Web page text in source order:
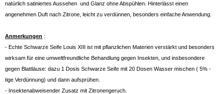
natürlich satiniertes Aussehen und Glanz ohne Abspühlen. Hinterlässt einen
angenehmen Duft nach Zitrone, leicht zu verdünnen, besonders einfache Anwendung.
Anmerkungen :
- Echte Schwarze Seife Louis XIII ist mit pflanzlichen Materien verstärkt und besonders
wirksam für eine umweltfreundliche Behandlung gegen Insekten, und insbesondere
gegen Blattläuse: dazu 1 Dosis Schwarze Seife mit 20 Dosen Wasser mischen ( 5% -
tige Verdünnung) und dann aufsprühen.
- Insektenabweisender Zusatz mit Zitronengeruch.